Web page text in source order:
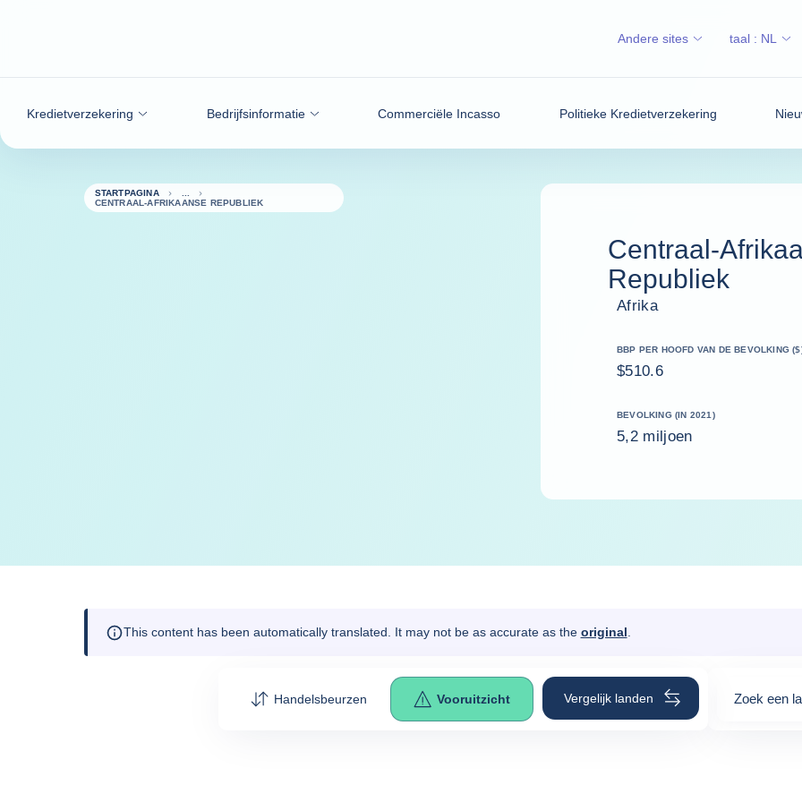
Kredietverzekering Bedrijfsinformatie Commerciële Incasso Politieke Kredietverzekering
Andere sites taal : NL
STARTPAGINA
CENTRAAL-AFRIKAANSE REPUBLIEK
Centraal-
Republiek
Afrika
BBP PER HOOFD VAN DE BEVOLKING
$510.6
BEVOLKING (IN 2021)
5,2 miljoen
This content has been automatically translated. It may not be as accurate as the original
Handelsbeurzen Vooruitzicht Vergelijk landen Zoek een